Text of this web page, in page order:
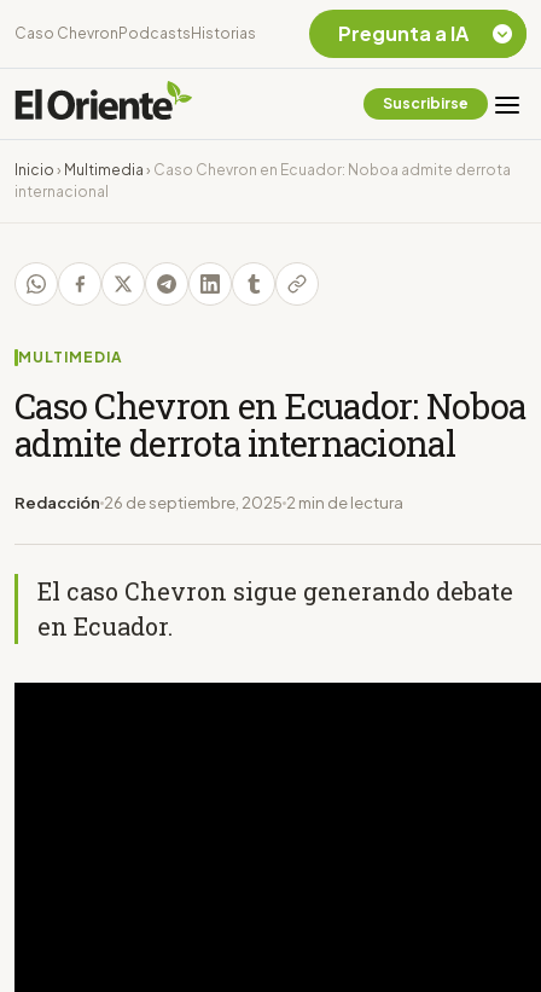
Caso Chevron Podcasts Historias
Suscribirse
Inicio › Multimedia › Caso Chevron en Ecuador: Noboa admite derrota
internacional
MULTIMEDIA
Caso Chevron en Ecuador: Noboa
admite derrota internacional
Redacción 26 de septiembre, 2025 2 min de lectura
El caso Chevron sigue generando debate
en Ecuador.
Pregunta a IA
Chevron Ecuador